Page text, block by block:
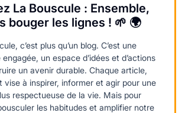
La Bouscule : Ensemble,
bouger les lignes ! 🌱 🌍
c’est plus qu’un blog. C’est une
un espace d’idées et d’actions
un avenir durable. Chaque article,
vise à inspirer, informer et agir pour une
respectueuse de la vie. Mais pour
les habitudes et amplifier notre